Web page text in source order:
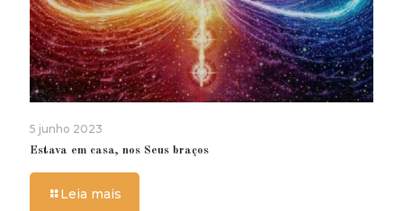
5 junho 2023
Estava em casa, nos Seus braços
Leia mais